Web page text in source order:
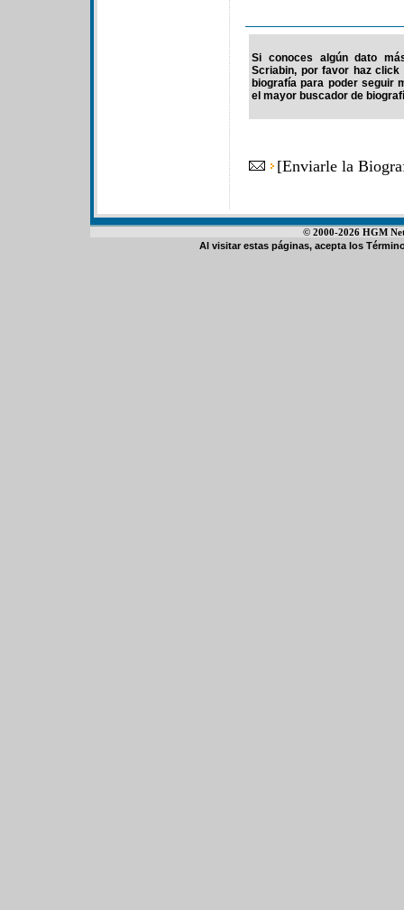
Si conoces algún dato
Scriabin, por favor haz
biografía para poder seguir
el mayor buscador de
[Enviarle la
© 2000-2026 HGM
Al visitar estas páginas, acepta los